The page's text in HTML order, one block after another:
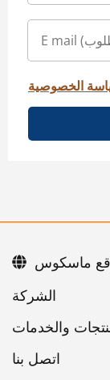
الخصوصية
اتصل بنا
ماسكوس